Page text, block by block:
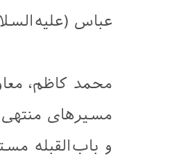
عباس
محمد کاظم،
مسیرهای منتهی
و باب‌القبله